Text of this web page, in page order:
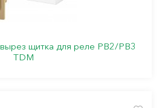
щитка для реле РВ2/РВ3
TDM